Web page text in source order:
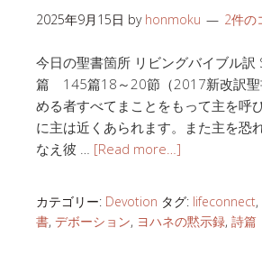
2025年9月15日 by honmoku 2件の
今日の聖書箇所 リビングバイブル
篇 145篇18～20節（2017新改訳聖
める者すべてまことをもって主を呼
に主は近くあられます。また主を恐
なえ彼 … [Read more…]
カテゴリー: Devotion タグ: lifeconnect,
書, デボーション, ヨハネの黙示録, 詩篇